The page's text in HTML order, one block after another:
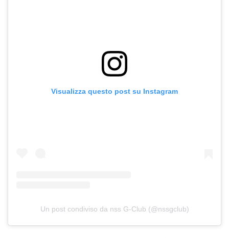
Visualizza questo post su Instagram
Un post condiviso da nss G-Club (@nssgclub)